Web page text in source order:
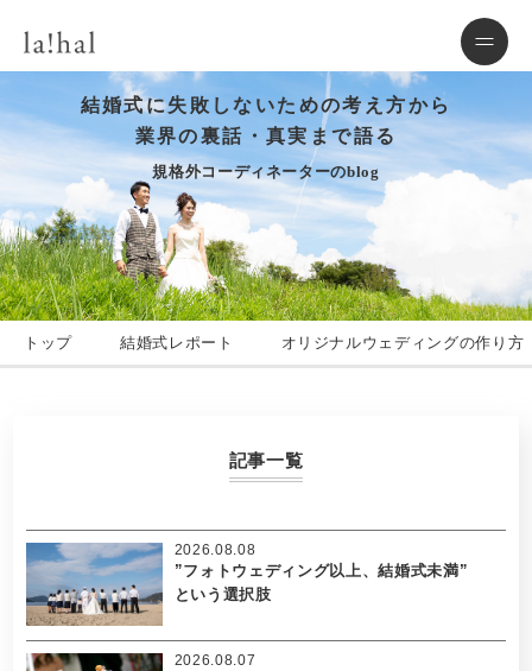
結婚式に失敗しないための考え方から
業界の裏話・真実まで語る
規格外コーディネーターのblog
トップ 結婚式レポート オリジナルウェディングの作り方
記事一覧
”フォトウェディング以上、結婚式未満”
という選択肢
2026.08.08
2026.08.07